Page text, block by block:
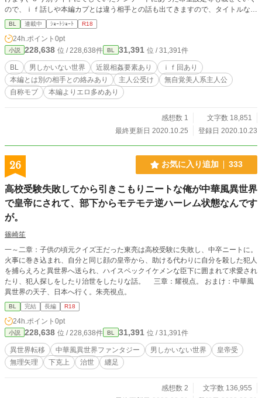
ので、ｉｆ話しや本編カプとは違う相手との話も出てきますので、タイトルなど
確認のうえ各自で読むかの判断をお願いします☆ (本編とは違うカプの場合はタ
イトルに相手の名前を入れます)
BL 連載中 ｼｮｰﾄｼｮｰﾄ R18
24h.ポイント 0pt
小説 228,638 位 / 228,638件 BL 31,391 位 / 31,391件
BL 男しかいない世界 近親相姦要素あり
ｉｆ回あり
本編とは別の相手との絡みあり
主人公受け
無自覚美人系主人公
自称モブ
本編よりエロ多めあり
感想数 1
文字数 18,851
最終更新日 2020.10.25
登録日 2020.10.23
26 お気に入り追加 333
高校受験失敗してから引きこもりニートな俺が中華風異世界
で皇帝にされて、部下からモテモテ逆ハーレム状態なんです
が。
篠崎笙
一～二章：子供の頃元クイズ王だった東亮は高校受験に失敗し、中卒ニートに。
火事に巻き込まれ、自分と同じ顔の皇帝から、助ける代わりに自分を殺した犯人
を捕らえろと異世界へ送られ、ハイスペックイケメンな臣下に囲まれて求愛され
たり、犯人探しをしたり治世をしたりな話。 三章：耀視点。 おまけ：中華風
異世界の天子、日本へ行く。朱亮視点。
BL 完結 長編 R18
24h.ポイント 0pt
小説 228,638 位 / 228,638件 BL 31,391 位 / 31,391件
異世界転移 中華風異世界ファンタジー 男しかいない世界
皇帝受
無理矢理
下克上 治世 纏足
感想数 2
文字数 136,955